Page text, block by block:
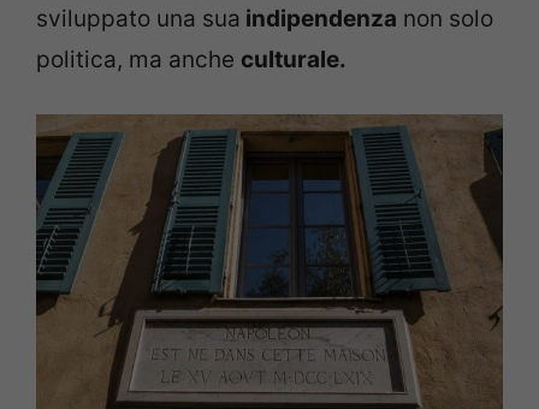
sviluppato una sua indipendenza non solo
politica, ma anche culturale.